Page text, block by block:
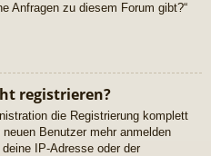
Anfragen zu diesem Forum gibt?“
registrieren?
die Registrierung komplett
Benutzer mehr anmelden
IP-Adresse oder der